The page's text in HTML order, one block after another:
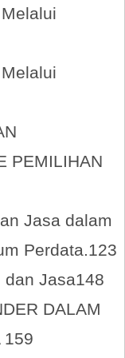
PEMILIHAN
Jasa dalam
Perdata.123
dan Jasa148
DALAM
159